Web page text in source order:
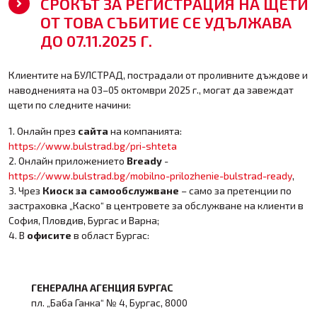
ОТ ТОВА СЪБИТИЕ СЕ УДЪЛЖАВА
ДО 07.11.2025 Г.
Клиентите на БУЛСТРАД, пострадали от проливните дъждове и
наводненията на 03–05 октомври 2025 г., могат да завеждат
щети по следните начини:
1. Онлайн през сайта на компанията:
https://www.bulstrad.bg/pri-shteta
2. Онлайн приложението Bready -
https://www.bulstrad.bg/mobilno-prilozhenie-bulstrad-ready,
3. Чрез Киоск за самообслужване – само за претенции по
застраховка „Каско“ в центровете за обслужване на клиенти в
София, Пловдив, Бургас и Варна;
4. В офисите в област Бургас:
ГЕНЕРАЛНА АГЕНЦИЯ БУРГАС
пл. „Баба Ганка“ № 4, Бургас, 8000